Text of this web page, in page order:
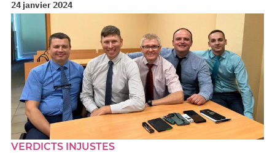
24 janvier 2024
VERDICTS INJUSTES